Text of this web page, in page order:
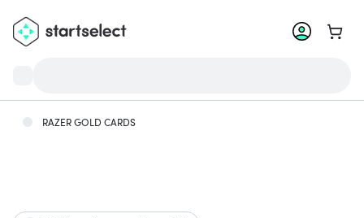
Ga
RAZER GOLD CARDS